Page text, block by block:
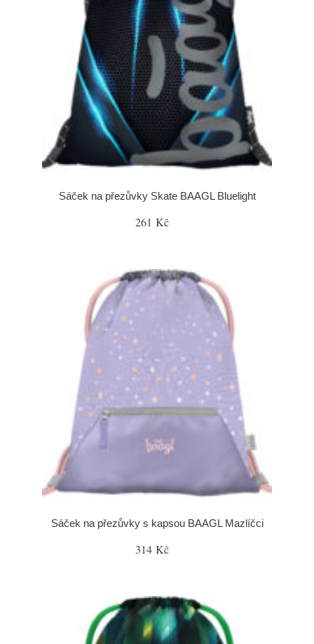
Sáček na přezůvky Skate BAAGL Bluelight
261 Kč
Sáček na přezůvky s kapsou BAAGL Mazlíčci
314 Kč